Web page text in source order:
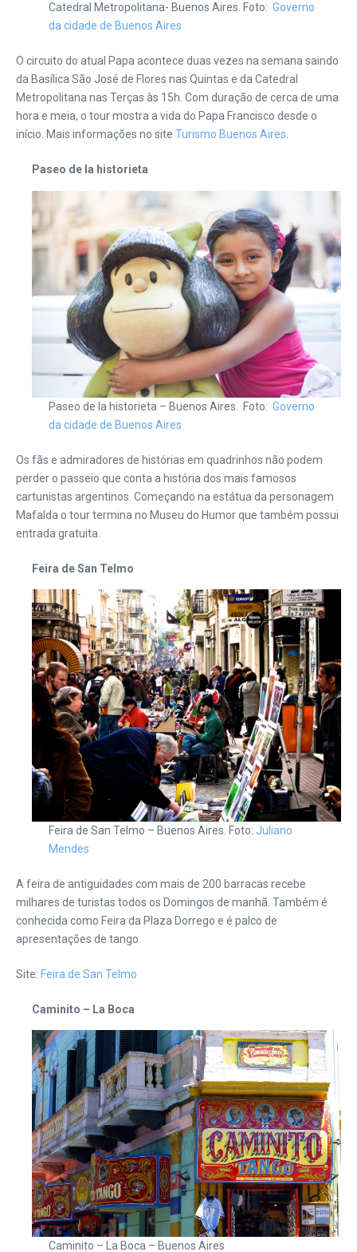
Catedral Metropolitana- Buenos Aires. Foto: Governo
da cidade de Buenos Aires
O circuito do atual Papa acontece duas vezes na semana saindo
da Basílica São José de Flores nas Quintas e da Catedral
Metropolitana nas Terças às 15h. Com duração de cerca de uma
hora e meia, o tour mostra a vida do Papa Francisco desde o
início. Mais informações no site Turismo Buenos Aires.
Paseo de la historieta
Paseo de la historieta – Buenos Aires. Foto: Governo
da cidade de Buenos Aires
Os fãs e admiradores de histórias em quadrinhos não podem
perder o passeio que conta a história dos mais famosos
cartunistas argentinos. Começando na estátua da personagem
Mafalda o tour termina no Museu do Humor que também possui
entrada gratuita.
Feira de San Telmo
Feira de San Telmo – Buenos Aires. Foto: Juliano
Mendes
A feira de antiguidades com mais de 200 barracas recebe
milhares de turistas todos os Domingos de manhã. Também é
conhecida como Feira da Plaza Dorrego e é palco de
apresentações de tango.
Site: Feira de San Telmo
Caminito – La Boca
Caminito – La Boca – Buenos Aires